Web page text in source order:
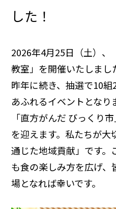
した！
2026年4月25日（土）、
教室」を開催いたしまし
昨年に続き、抽選で10
あふれるイベントとなり
「直方がんだ びっくり
を迎えます。私たちが大
通じた地域貢献」です。
も食の楽しみ方を広げ、
場となれば幸いです。